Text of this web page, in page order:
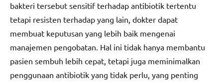
bakteri tersebut sensitif terhadap antibiotik tertentu
tetapi resisten terhadap yang lain, dokter dapat
membuat keputusan yang lebih baik mengenai
manajemen pengobatan. Hal ini tidak hanya membantu
pasien sembuh lebih cepat, tetapi juga meminimalkan
penggunaan antibiotik yang tidak perlu, yang penting